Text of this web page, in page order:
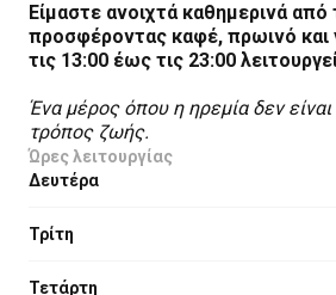
Είμαστε ανοιχτά καθημερινά από
προσφέροντας καφέ, πρωινό και
τις 13:00 έως τις 23:00
Ένα μέρος όπου η ηρεμία δεν είναι
τρόπος ζωής.
Ώρες λειτουργίας
Δευτέρα
Τρίτη
Τετάρτη